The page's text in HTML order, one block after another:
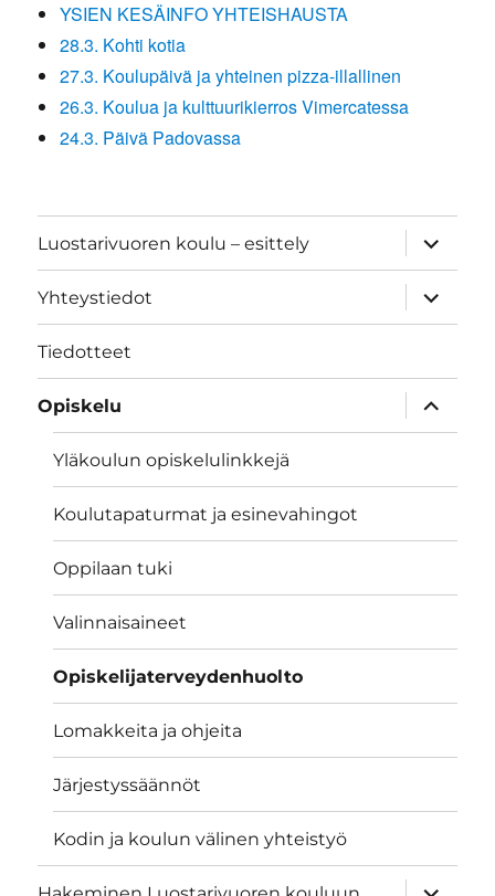
YSIEN KESÄINFO YHTEISHAUSTA
28.3. Kohti kotia
27.3. Koulupäivä ja yhteinen pizza-illallinen
26.3. Koulua ja kulttuurikierros Vimercatessa
24.3. Päivä Padovassa
Luostarivuoren koulu – esittely
näytä
Yhteystiedot
näytä
Tiedotteet
Opiskelu
näytä
Yläkoulun opiskelulinkkejä
Koulutapaturmat ja esinevahingot
Oppilaan tuki
Valinnaisaineet
Opiskelijaterveydenhuolto
Lomakkeita ja ohjeita
Järjestyssäännöt
Kodin ja koulun välinen yhteistyö
näytä